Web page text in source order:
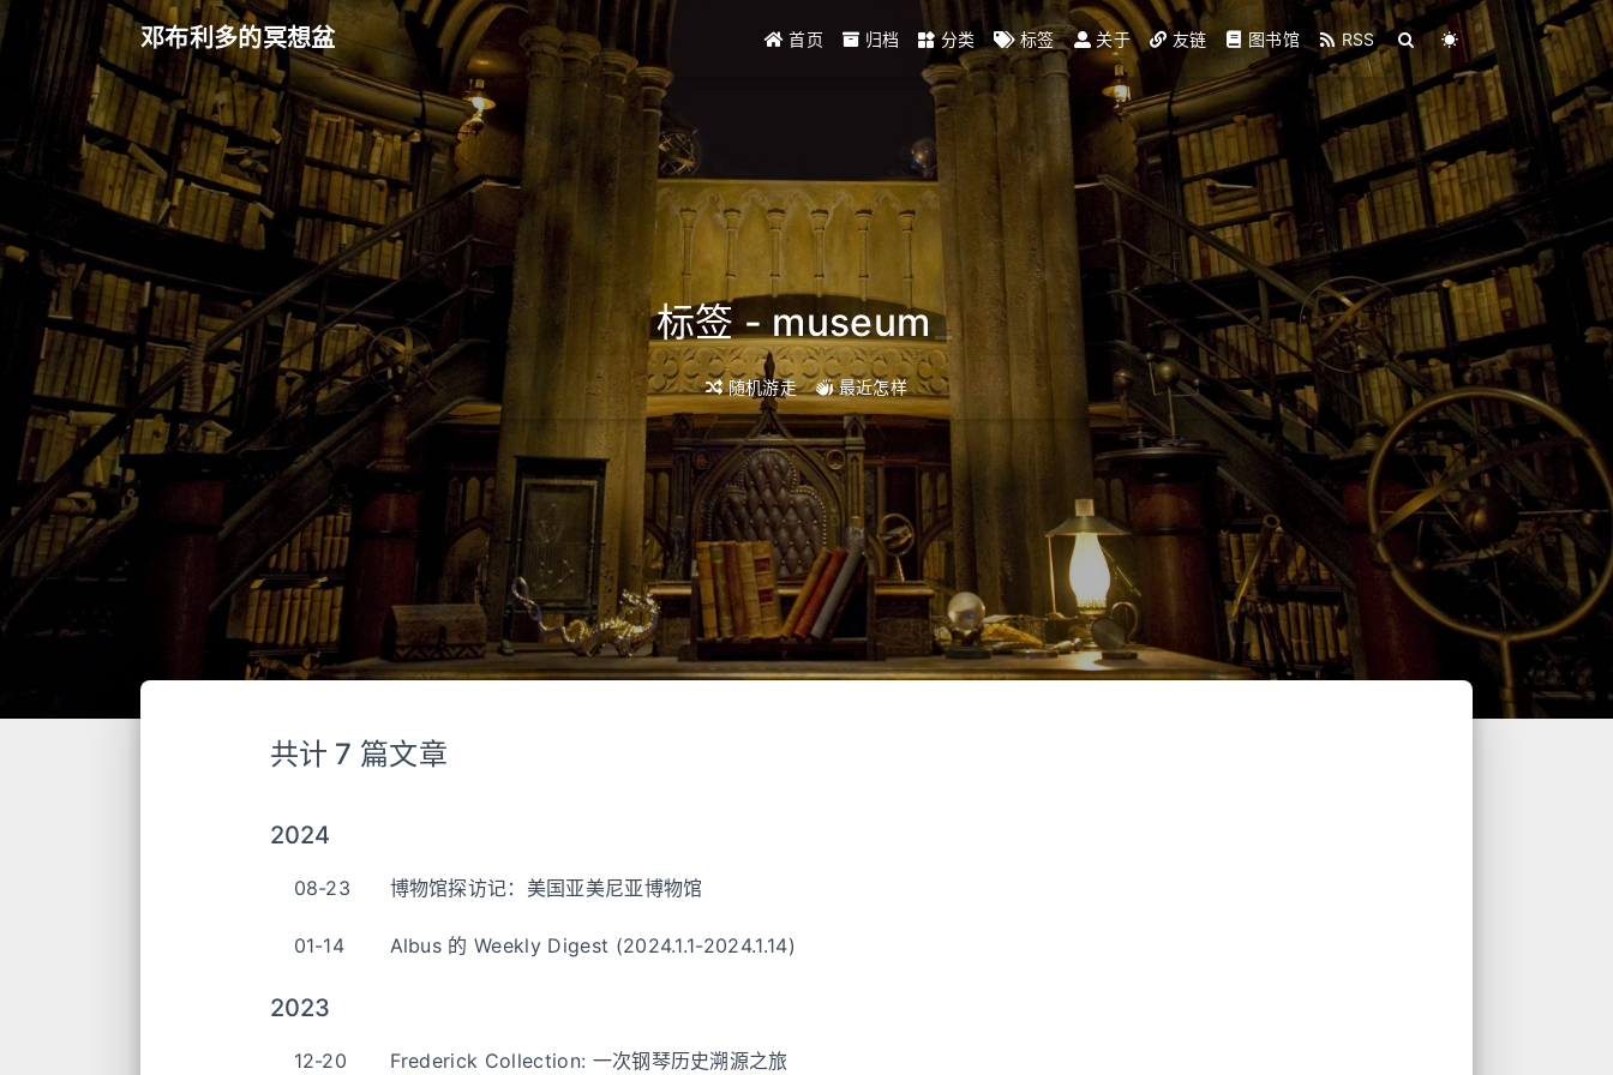
邓布利多的冥想盆 首页 归档 分类 标签 关于 友链 图书馆 RSS
标签 - museum_
随机游走 最近怎样
共计 7 篇文章
2024
08-23 博物馆探访记：美国亚美尼亚博物馆
01-14 Albus 的 Weekly Digest (2024.1.1-2024.1.14)
2023
12-20 Frederick Collection: 一次钢琴历史溯源之旅